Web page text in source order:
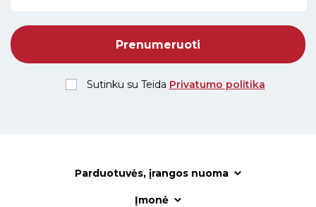
Sutinku su Teida Privatumo politika
Parduotuvės, įrangos nuoma
Įmonė